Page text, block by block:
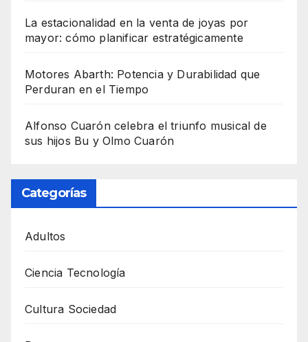
La estacionalidad en la venta de joyas por
mayor: cómo planificar estratégicamente
Motores Abarth: Potencia y Durabilidad que
Perduran en el Tiempo
Alfonso Cuarón celebra el triunfo musical de
sus hijos Bu y Olmo Cuarón
Categorías
Adultos
Ciencia Tecnología
Cultura Sociedad